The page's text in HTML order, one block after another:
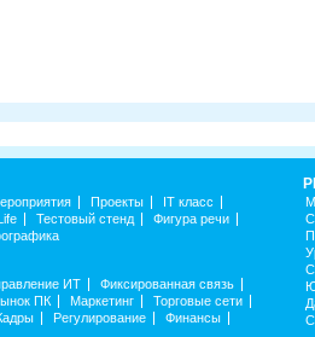
Проекты
IT класс
Тестовый стенд
Фигура речи
ИТ
Фиксированная связь
ПК Маркетинг
Торговые сети
Регулирование
Финансы